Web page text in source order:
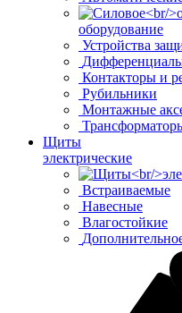
оборудование
Устройства
Контакторы и
Рубильники
Монтажные
Щиты
электрические
Встраиваемые
Навесные
Влагостойкие